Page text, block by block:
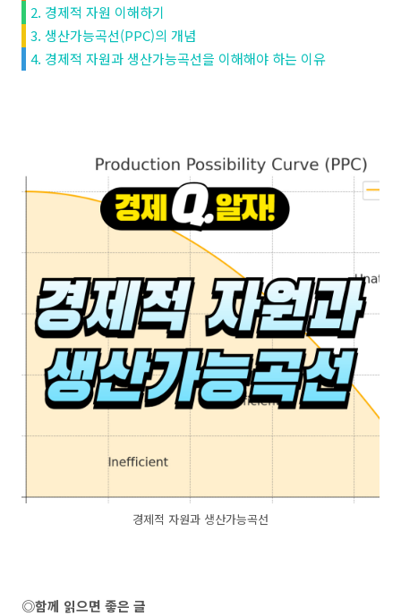
2. 경제적 자원 이해하기
3. 생산가능곡선(PPC)의 개념
4. 경제적 자원과 생산가능곡선을 이해해야 하는 이유
경제적 자원과 생산가능곡선
◎함께 읽으면 좋은 글